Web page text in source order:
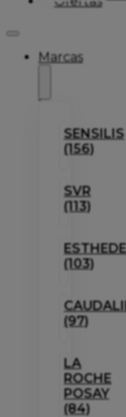
Marcas
SENSILIS
(156)
SVR
(113)
(103)
(97)
LA
ROCHE
POSAY
(84)